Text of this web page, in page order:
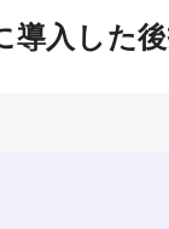
導入した